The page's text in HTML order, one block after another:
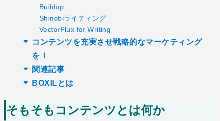
Buildup
Shinobiライティング
VectorFlux for Writing
コンテンツを充実させ戦略的なマーケティング
を！
関連記事
BOXILとは
そもそもコンテンツとは何か